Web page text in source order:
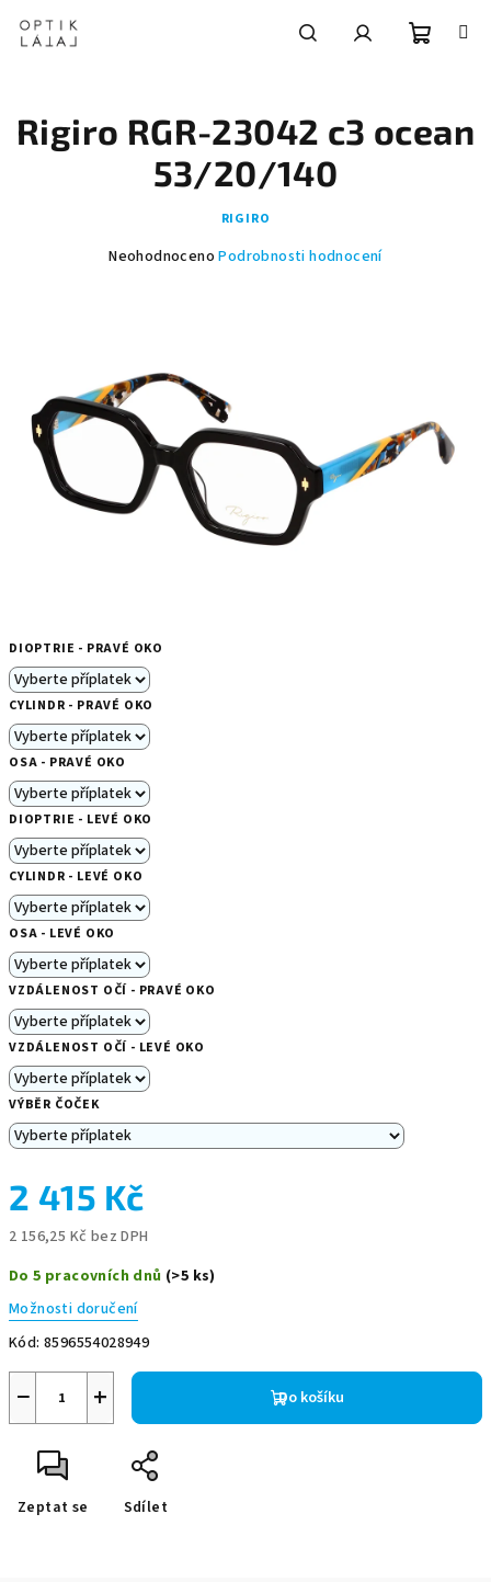
obsah
košík
DIOPTRIE - PRAVÉ OKO
CYLINDR - PRAVÉ OKO
OSA - PRAVÉ OKO
DIOPTRIE - LEVÉ OKO
CYLINDR - LEVÉ OKO
OSA - LEVÉ OKO
VZDÁLENOST OČÍ - PRAVÉ OKO
VZDÁLENOST OČÍ - LEVÉ OKO
VÝBĚR ČOČEK
2 415 Kč
2 156,25 Kč bez DPH
cena:
Do 5 pracovních dnů (>5 ks)
Možnosti doručení
Kód: 8596554028949
+
− Do košíku
Zeptat se Sdílet
Rigiro RGR-23042 c3 ocean
53/20/140
RIGIRO
Průměrné
5
hvězdiček.
Neohodnoceno Podrobnosti hodnocení